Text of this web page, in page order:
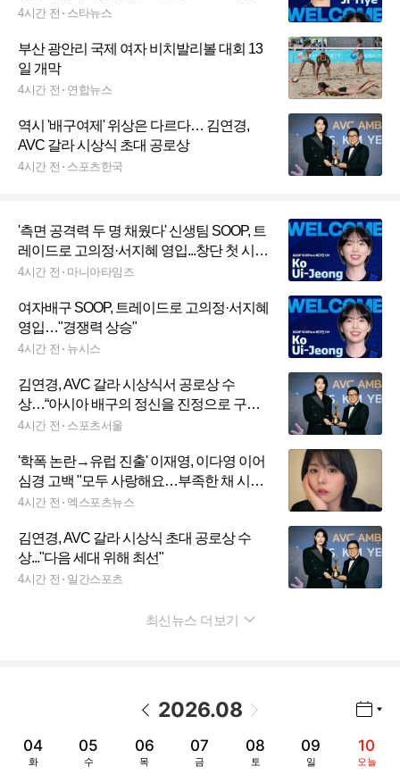
가 영입... 19세 리베로+2R 지명권 두 장 포기
4시간 전 스타뉴스
부산 광안리 국제 여자 비치발리볼 대회 13
일 개막
4시간 전 연합뉴스
역시 '배구여제' 위상은 다르다… 김연경,
AVC 갈라 시상식 초대 공로상
4시간 전 스포츠한국
'측면 공격력 두 명 채웠다' 신생팀 SOOP, 트
레이드로 고의정·서지혜 영입...창단 첫 시즌
담금질
4시간 전 마니아타임즈
여자배구 SOOP, 트레이드로 고의정·서지혜
영입…"경쟁력 상승"
4시간 전 뉴시스
김연경, AVC 갈라 시상식서 공로상 수
상…“아시아 배구의 정신을 진정으로 구현
하는 인물”
4시간 전 스포츠서울
'학폭 논란→유럽 진출' 이재영, 이다영 이어
심경 고백 "모두 사랑해요…부족한 채 시작
하는 것도 용기"
4시간 전 엑스포츠뉴스
김연경, AVC 갈라 시상식 초대 공로상 수
상..."다음 세대 위해 최선"
4시간 전 일간스포츠
최신뉴스 더보기
2026.08
04
화
05
수
06
목
07
금
08
토
09
일
10
오늘